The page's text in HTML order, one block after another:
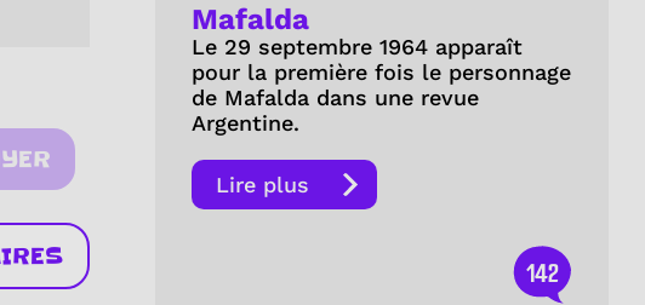
Mafalda
Le 29 septembre 1964 apparaît
pour la première fois le personnage
de Mafalda dans une revue
Argentine.
Lire plus
142